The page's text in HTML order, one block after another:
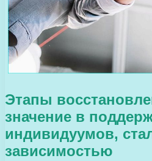
Этапы
значение в
индивидуумов,
зависимостью